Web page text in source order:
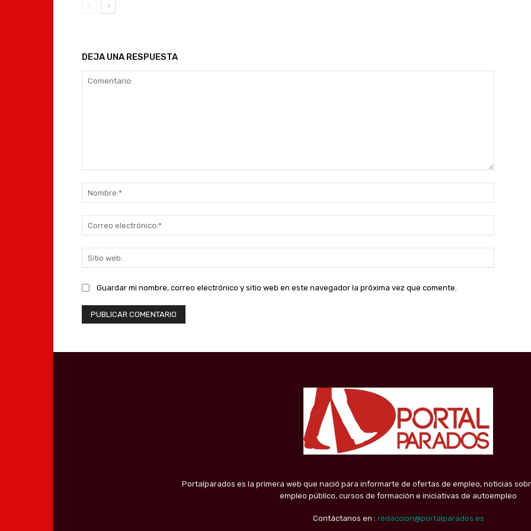
DEJA UNA RESPUESTA
web:
Guardar mi nombre, correo electrónico y sitio web en este navegador la próxima vez que comente.
Portalparados es la primera web que nació para informarte de ofertas de empleo, noticias
empleo público, cursos de formación e iniciativas de autoempleo
Contáctanos en : redaccion@portalparados.es